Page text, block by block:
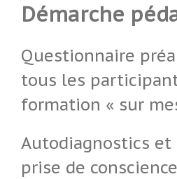
Démarche
Questionnaire
tous les
formation « sur
Autodiagnostics et
prise de conscience